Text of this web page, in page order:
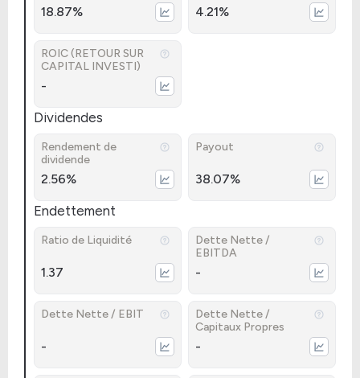
18.87% 4.21%
ROIC (RETOUR SUR
CAPITAL INVESTI)
-
Dividendes
Rendement de
dividende
2.56%
Payout
38.07%
Endettement
Ratio de Liquidité
1.37
Dette Nette /
EBITDA
-
Dette Nette / EBIT
-
Dette Nette /
Capitaux Propres
-